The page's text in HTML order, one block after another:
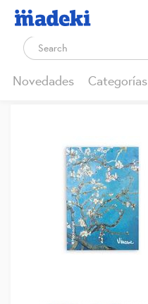
Novedades Categorías